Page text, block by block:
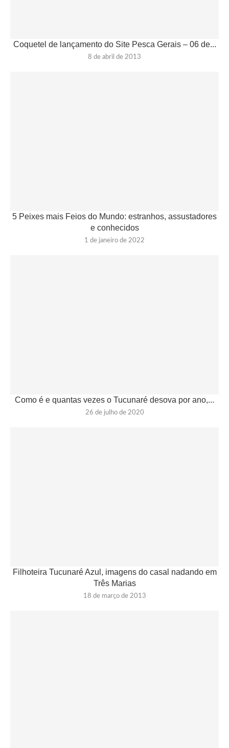
Coquetel de lançamento do Site Pesca Gerais – 06 de...
8 de abril de 2013
5 Peixes mais Feios do Mundo: estranhos, assustadores
e conhecidos
1 de janeiro de 2022
Como é e quantas vezes o Tucunaré desova por ano,...
26 de julho de 2020
Filhoteira Tucunaré Azul, imagens do casal nadando em
Três Marias
18 de março de 2013